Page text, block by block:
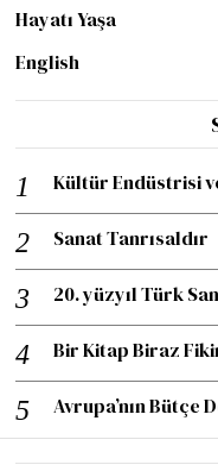
Hayatı Yaşa
English
Kültür Endüstrisi
Sanat Tanrısaldır
20. yüzyıl Türk
Bir Kitap Biraz
Avrupa’nın Bütçe